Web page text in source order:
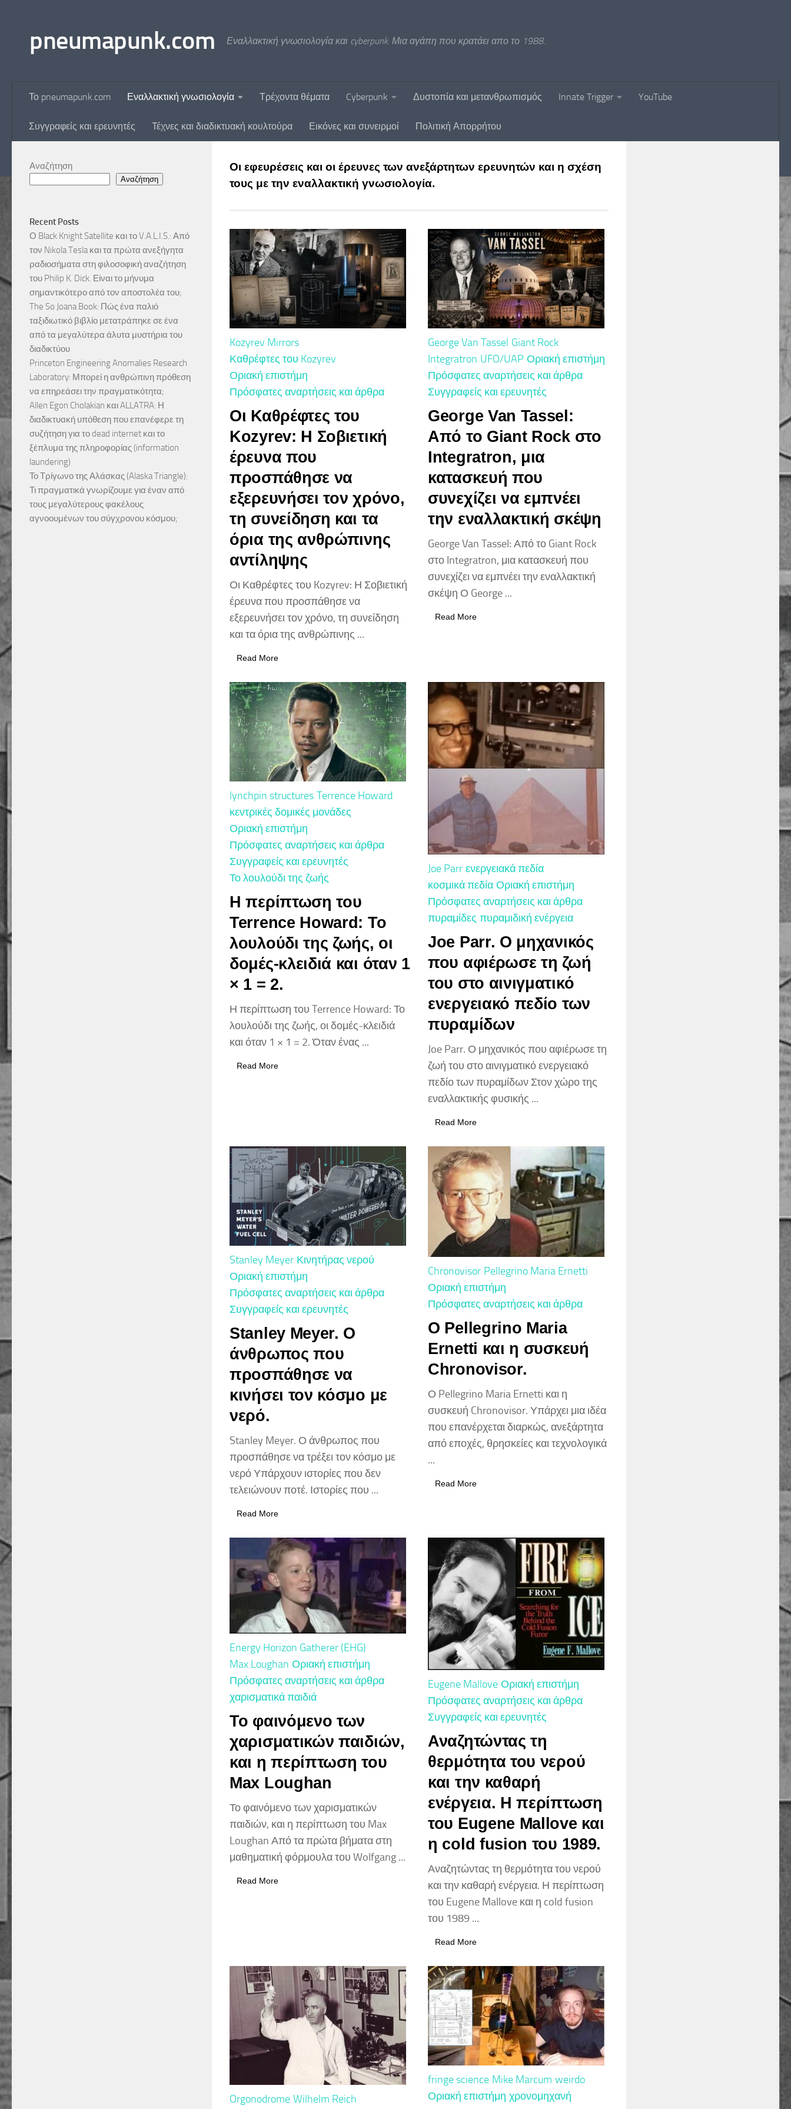
pneumapunk.com Εναλλακτική γνωσιολογία και cyberpunk. Μια αγάπη που κρατάει απο το 1988..
Το pneumapunk.com Εναλλακτική γνωσιολογία Τρέχοντα θέματα Cyberpunk Δυστοπία και μετανθρωπισμός Innate Trigger YouTube
Συγγραφείς και ερευνητές Τέχνες και διαδικτυακή κουλτούρα Εικόνες και συνειρμοί Πολιτική Απορρήτου
Οι εφευρέσεις και οι έρευνες των ανεξάρτητων ερευνητών και η σχέση
τους με την εναλλακτική γνωσιολογία.
Kozyrev Mirrors
Καθρέφτες του Kozyrev
Οριακή επιστήμη
Πρόσφατες αναρτήσεις και άρθρα
Οι Καθρέφτες του
Kozyrev: Η Σοβιετική
έρευνα που
προσπάθησε να
εξερευνήσει τον χρόνο,
τη συνείδηση και τα
όρια της ανθρώπινης
αντίληψης
Οι Καθρέφτες του Kozyrev: Η Σοβιετική
έρευνα που προσπάθησε να
εξερευνήσει τον χρόνο, τη συνείδηση
και τα όρια της ανθρώπινης ...
Read More
George Van Tassel Giant Rock
Integratron UFO/UAP Οριακή επιστήμη
Πρόσφατες αναρτήσεις και άρθρα
Συγγραφείς και ερευνητές
George Van Tassel:
Από το Giant Rock στο
Integratron, μια
κατασκευή που
συνεχίζει να εμπνέει
την εναλλακτική σκέψη
George Van Tassel: Από το Giant Rock
στο Integratron, μια κατασκευή που
συνεχίζει να εμπνέει την εναλλακτική
σκέψη Ο George ...
Read More
lynchpin structures Terrence Howard
κεντρικές δομικές μονάδες
Οριακή επιστήμη
Πρόσφατες αναρτήσεις και άρθρα
Συγγραφείς και ερευνητές
Το λουλούδι της ζωής
Η περίπτωση του
Terrence Howard: Το
λουλούδι της ζωής, οι
δομές-κλειδιά και όταν 1
× 1 = 2.
Η περίπτωση του Terrence Howard: Το
λουλούδι της ζωής, οι δομές-κλειδιά
και όταν 1 × 1 = 2. Όταν ένας ...
Read More
Joe Parr ενεργειακά πεδία
κοσμικά πεδία Οριακή επιστήμη
Πρόσφατες αναρτήσεις και άρθρα
πυραμίδες πυραμιδική ενέργεια
Joe Parr. Ο μηχανικός
που αφιέρωσε τη ζωή
του στο αινιγματικό
ενεργειακό πεδίο των
πυραμίδων
Joe Parr. Ο μηχανικός που αφιέρωσε τη
ζωή του στο αινιγματικό ενεργειακό
πεδίο των πυραμίδων Στον χώρο της
εναλλακτικής φυσικής ...
Read More
Stanley Meyer Κινητήρας νερού
Οριακή επιστήμη
Πρόσφατες αναρτήσεις και άρθρα
Συγγραφείς και ερευνητές
Stanley Meyer. Ο
άνθρωπος που
προσπάθησε να
κινήσει τον κόσμο με
νερό.
Stanley Meyer. Ο άνθρωπος που
προσπάθησε να τρέξει τον κόσμο με
νερό Υπάρχουν ιστορίες που δεν
τελειώνουν ποτέ. Ιστορίες που ...
Read More
Chronovisor Pellegrino Maria Ernetti
Οριακή επιστήμη
Πρόσφατες αναρτήσεις και άρθρα
Ο Pellegrino Maria
Ernetti και η συσκευή
Chronovisor.
Ο Pellegrino Maria Ernetti και η
συσκευή Chronovisor. Υπάρχει μια ιδέα
που επανέρχεται διαρκώς, ανεξάρτητα
από εποχές, θρησκείες και τεχνολογικά
...
Read More
Energy Horizon Gatherer (EHG)
Max Loughan Οριακή επιστήμη
Πρόσφατες αναρτήσεις και άρθρα
χαρισματικά παιδιά
Το φαινόμενο των
χαρισματικών παιδιών,
και η περίπτωση του
Max Loughan
Το φαινόμενο των χαρισματικών
παιδιών, και η περίπτωση του Max
Loughan Από τα πρώτα βήματα στη
μαθηματική φόρμουλα του Wolfgang ...
Read More
Eugene Mallove Οριακή επιστήμη
Πρόσφατες αναρτήσεις και άρθρα
Συγγραφείς και ερευνητές
Αναζητώντας τη
θερμότητα του νερού
και την καθαρή
ενέργεια. Η περίπτωση
του Eugene Mallove και
η cold fusion του 1989.
Αναζητώντας τη θερμότητα του νερού
και την καθαρή ενέργεια. Η περίπτωση
του Eugene Mallove και η cold fusion
του 1989 ...
Read More
Orgonodrome Wilhelm Reich
fringe science Mike Marcum weirdo
Οριακή επιστήμη χρονομηχανή
Αναζήτηση
Αναζήτηση
Recent Posts
Ο Black Knight Satellite και το V.A.L.I.S.: Από
τον Nikola Tesla και τα πρώτα ανεξήγητα
ραδιοσήματα στη φιλοσοφική αναζήτηση
του Philip K. Dick. Είναι το μήνυμα
σημαντικότερο από τον αποστολέα του;
The So Joana Book: Πώς ένα παλιό
ταξιδιωτικό βιβλίο μετατράπηκε σε ένα
από τα μεγαλύτερα άλυτα μυστήρια του
διαδικτύου
Princeton Engineering Anomalies Research
Laboratory: Μπορεί η ανθρώπινη πρόθεση
να επηρεάσει την πραγματικότητα;
Allen Egon Cholakian και ALLATRA: Η
διαδικτυακή υπόθεση που επανέφερε τη
συζήτηση για το dead internet και το
ξέπλυμα της πληροφορίας (information
laundering)
Το Τρίγωνο της Αλάσκας (Alaska Triangle):
Τι πραγματικά γνωρίζουμε για έναν από
τους μεγαλύτερους φακέλους
αγνοουμένων του σύγχρονου κόσμου;